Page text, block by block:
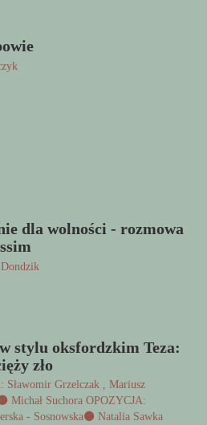
dla wolności - rozmowa
stylu oksfordzkim Teza:
zło
Sławomir Grzelczak , Mariusz
Michał Suchora OPOZYCJA:
- Sosnowska⚫ Natalia Sawka